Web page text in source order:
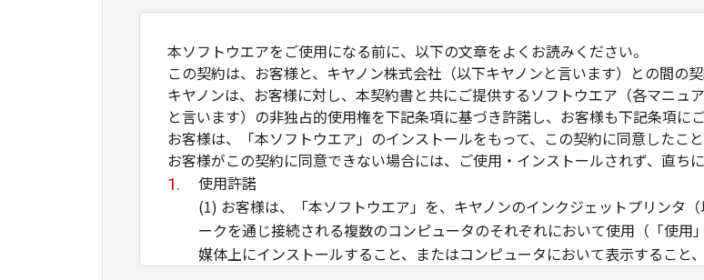
本ソフトウエアをご使用になる前に、以下の文章をよくお読みください。
この契約は、お客様と、キヤノン株式会社（以下キヤノンと言います）との間の契
キヤノンは、お客様に対し、本契約書と共にご提供するソフトウエア（各マニュ
と言います）の非独占的使用権を下記条項に基づき許諾し、お客様も下記条項に
お客様は、「本ソフトウエア」のインストールをもって、この契約に同意したこと
お客様がこの契約に同意できない場合には、ご使用・インストールされず、直ち
使用許諾
(1) お客様は、「本ソフトウエア」を、キヤノンのインクジェットプリンタ
ークを通じ接続される複数のコンピュータのそれぞれにおいて使用（「使
媒体上にインストールすること、またはコンピュータにおいて表示すること